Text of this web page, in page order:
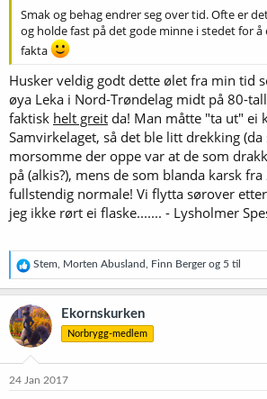
Smak og behag endrer seg over tid. Ofte er
og holde fast på det gode minne i stedet for
fakta
Husker veldig godt dette ølet fra min tid
øya Leka i Nord-Trøndelag midt på 80-
faktisk helt greit da! Man måtte "ta ut" ei
Samvirkelaget, så det ble litt drekking
morsomme der oppe var at de som
på (alkis?), mens de som blanda karsk
fullstendig normale! Vi flytta sørover
jeg ikke rørt ei flaske....... - Lysholmer
R
e
a
k
s
j
o
e
Stem Morten Abusland Finn Bergerog 5 til
Ekornskurken
Norbrygg-medlem
24 Jan 2017